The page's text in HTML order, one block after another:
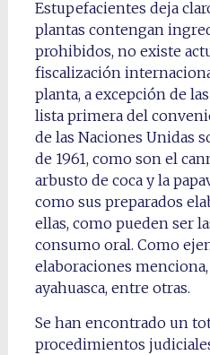
Estupefacientes deja
plantas contengan
prohibidos, no existe
fiscalización
planta, a excepción de
lista primera del
de las Naciones Unidas
de 1961, como son el
arbusto de coca y la
como sus preparados
ellas, como pueden ser
consumo oral. Como
elaboraciones
ayahuasca, entre otras.
Se han encontrado un
procedimientos